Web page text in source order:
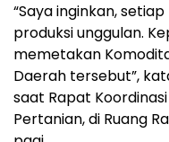
“Saya inginkan,
produksi unggulan.
memetakan
Daerah tersebut”,
saat Rapat
Pertanian, di Ruang